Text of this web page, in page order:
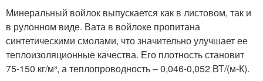
Минеральный войлок выпускается как в листовом, так и
в рулонном виде. Вата в войлоке пропитана
синтетическими смолами, что значительно улучшает ее
теплоизоляционные качества. Его плотность становит
75-150 кг/м³, а теплопроводность – 0,046-0,052 ВТ/(м-К).